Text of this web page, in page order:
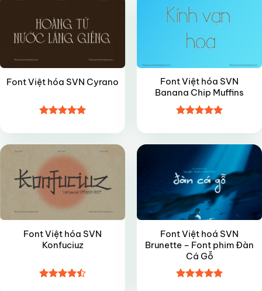
Font Việt hóa SVN Cyrano
hạng55
sao
Font Việt hóa SVN
Banana Chip Muffins
hạng4.95
5 sao
Font Việt hóa SVN
Konfuciuz
Font Việt hoá SVN
Brunette – Font phim Đàn
Cá Gỗ